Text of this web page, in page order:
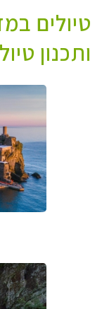
טיולים
ותכנון